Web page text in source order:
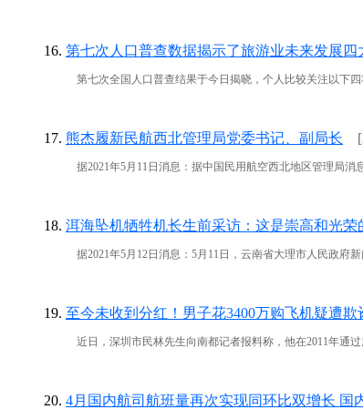
16. 第七次人口普查数据揭示了旅游业未来发展四
第七次全国人口普查结果于今日揭晓，个人比较关注以下四
17. 熊杰履新民航西北管理局党委书记、副局长
据2021年5月11日消息：据中国民用航空西北地区管理局消
18. 洱海坠机牺牲机长生前采访：这是崇高和光荣
据2021年5月12日消息：5月11日，云南省大理市人民政府新
19. 至今未收到分红！男子花3400万购飞机疑遭欺
近日，深圳市民林先生向南都记者报料称，他在2011年通过
20. 4月国内航司航班量再次实现同环比双增长 国